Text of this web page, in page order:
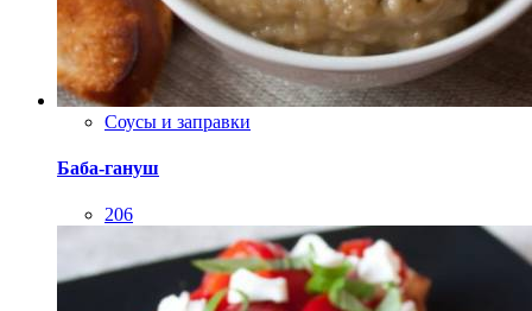
Соусы и заправки
Баба-гануш
206